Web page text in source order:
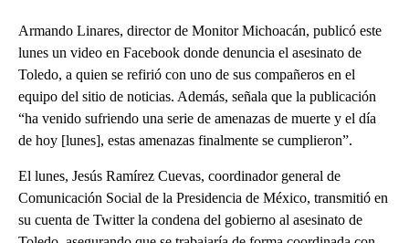
Armando Linares, director de Monitor Michoacán, publicó este
lunes un video en Facebook donde denuncia el asesinato de
Toledo, a quien se refirió con uno de sus compañeros en el
equipo del sitio de noticias. Además, señala que la publicación
“ha venido sufriendo una serie de amenazas de muerte y el día
de hoy [lunes], estas amenazas finalmente se cumplieron”.
El lunes, Jesús Ramírez Cuevas, coordinador general de
Comunicación Social de la Presidencia de México, transmitió en
su cuenta de Twitter la condena del gobierno al asesinato de